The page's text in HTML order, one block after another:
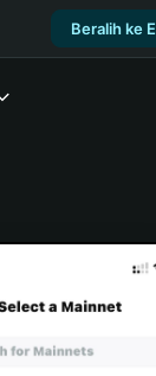
Beralih ke